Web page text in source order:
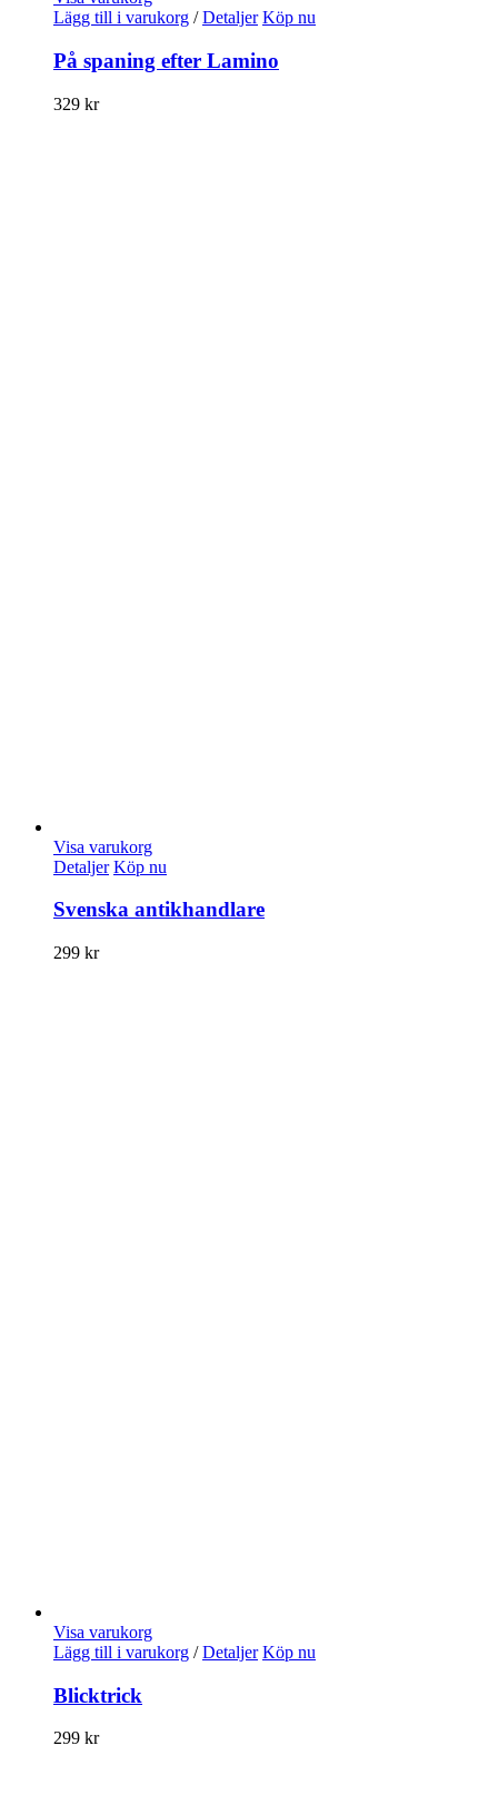
Lägg till i varukorg / Detaljer Köp nu
På spaning efter Lamino
329 kr
Visa varukorg
Detaljer Köp nu
Svenska antikhandlare
299 kr
Visa varukorg
Lägg till i varukorg / Detaljer Köp nu
Blicktrick
299 kr